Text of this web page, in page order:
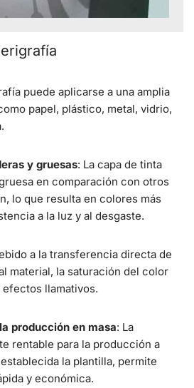
puede aplicarse a una amplia
papel, plástico, metal, vidrio,
y gruesas: La capa de tinta
en comparación con otros
lo que resulta en colores más
a la luz y al desgaste.
a la transferencia directa de
material, la saturación del color
efectos llamativos.
producción en masa: La
rentable para la producción a
la plantilla, permite
y económica.